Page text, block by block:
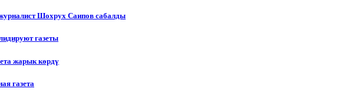
Шохрух Саипов сабалды
газеты
жарык көрдү
газета